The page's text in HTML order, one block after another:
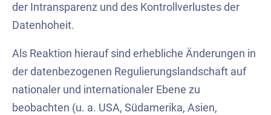
der Intransparenz und des Kontrollverlustes der
Datenhoheit.
Als Reaktion hierauf sind erhebliche Änderungen in
der datenbezogenen Regulierungslandschaft auf
nationaler und internationaler Ebene zu
beobachten (u. a. USA, Südamerika, Asien,